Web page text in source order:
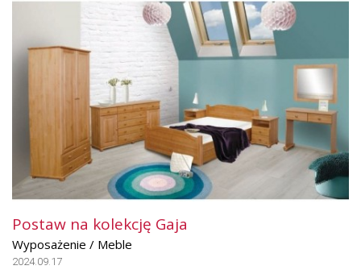
Postaw na kolekcję Gaja
Wyposażenie / Meble
2024.09.17